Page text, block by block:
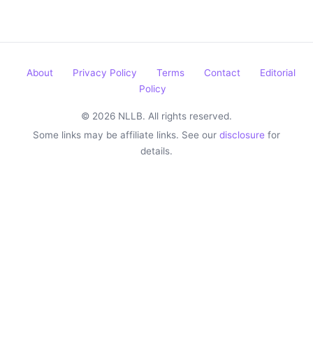
About Privacy Policy Terms Contact
Editorial
Policy
© 2026 NLLB. All rights reserved.
Some links may be affiliate links. See our disclosure for
details.